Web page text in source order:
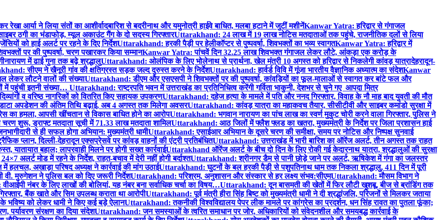
आर्या ने लिया संतों का आशीर्वादबारिश से बदरीनाथ और यमुनोत्री हाईवे बाधित, मलबा हटाने में जुटीं मशीनेंKanwar Yatra: हरिद्वार से गंगाजल
ठगी का भंडाफोड़, म्यूल अकाउंट गैंग के दो सदस्य गिरफ्तारUttarakhand: 24 लाख में 19 लाख नोटिस मतदाताओं तक पहुंचे, राजनीतिक दलों से लिया
को हाई अलर्ट पर रहने के दिए निर्देशUttarakhand: हरकी पैड़ी पर हेलीकॉप्टर से पुष्पवर्षा, शिवभक्तों का भव्य स्वागतKanwar Yatra: हरिद्वार में
पर की पुष्पवर्षा, चरण पखारकर किया सम्मानKanwar Yatra: पांचवें दिन 32.25 लाख शिवभक्त गंगाजल लेकर लौटे, आंकड़ा एक करोड़ के
में ढाई गुना तक बढ़े श्रद्धालुUttarakhand: ओलंपिक के लिए भोलेनाथ से प्रार्थना, खेल मंत्री 10 अगस्त को हरिद्वार से निकलेगी कांवड़ यात्रादेहरादून-
सीएम ने खैनूरी गांव की क्षतिग्रस्त सड़क जल्द दुरुस्त करने के निर्देशUttarakhand: हार्वर्ड विवि में गूंजा भारतीय वैज्ञानिक अध्यात्म का संदेशKanwar
लेकर लौटने वालों की संख्याUttarakhand: डीएम और एसएसपी ने शिवभक्तों पर की पुष्पवर्षा, कांवड़ियों का फूल-मालाओं से स्वागत कर बांटे फल और
में पहुंची इतनी संख्या… Uttarakhand: राष्ट्रपति भवन में उत्तराखंड का प्रतिनिधित्व करेंगी गर्विता भाकुनी, देशभर से चुने गए आपदा मित्र
व वरिष्ठ नागरिकों को वितरित किए सहायक उपकरणUttarakhand: दहेज हत्या के मामले में पति और ननद गिरफ्तार, विवाह के नौ माह बाद युवती की मौत
डाटा अपडेशन की अंतिम तिथि बढ़ाई, अब 4 अगस्त तक मिलेगा अवसरUttarakhand: कांवड़ यात्रा का महाकवच तैयार, सीसीटीवी और साइबर कमांडो सुरक्षा में
हमला, आपसी खींचतान से विकास बाधित होने का आरोपUttarakhand: भगवान नारायण का पांच लाख का स्वर्ण मुकुट चोरी करने वाला गिरफ्तार, पुलिस ने
शुरू, ड्राफ्ट मतदाता सूची में 71.33 लाख मतदाता शामिलUttarakhand: आठ जिलों में फ्लैश फ्लड का खतरा, मुख्यमंत्री के निर्देश पर जिला प्रशासन हाई
से ही सफल होगा अभियान: मुख्यमंत्री धामीUttarakhand: एसाईआर अभियान के दूसरे चरण की समीक्षा, समय पर नोटिस और निष्पक्ष सुनवाई
प्लान, दिल्ली-देहरादून एक्सप्रेसवे पर कांवड़ वाहनों की एंट्री प्रतिबंधितUttarakhand: उत्तराखंड में भारी बारिश का ऑरेंज अलर्ट, तीन अगस्त तक राहत
बहाल; लापरवाही मिलने पर होगी सख्त कार्रवाईUttarakhand ऑरेंज अलर्ट के बीच दो दिन के लिए रोकी गई केदारनाथ यात्रा, श्रद्धालुओं की सुरक्षा
अलर्ट मोड में रहने के निर्देश, राहत-बचाव में देरी नहीं होगी बर्दाश्तUttarakhand: श्रीनगर डैम से पानी छोड़े जाने पर अलर्ट, ऋषिकेश में गंगा का जलस्तर
अखाड़ा परिषद अध्यक्ष ने कार्रवाई की मांग उठाईUttarakhand: घुटनों के बल हरकी पैड़ी से पशुपतिनाथ धाम तक निकला श्रद्धालु, 411 दिन में पूरी
वी. मुरुगेशन ने पुलिस बल को दिए जरूरी निर्देशUttarakhand: परिश्रम, अनुशासन और संस्कार से हर लक्ष्य संभव:सीएमUttarakhand: मौसम विभाग ने
नंबर के लिए लाखों की बोलियां, यह नंबर बना सर्वाधिक चर्चा का विषय…Uttarakhand: दून बासमती की खेतों में फिर लौटी खुशबू, बीज से ब्रांडिंग तक
बैंक खाते और सिम उपलब्ध कराता था आरोपीUttarakhand: पूर्व मंत्री हीरा सिंह बिष्ट को मुख्यमंत्री धामी ने दी श्रद्धांजलि, परिजनों से मिलकर जताया
भविष्य को लेकर धामी ने किए कई बड़े ऐलानUttarakhand: तकनीकी विश्वविद्यालय पेपर लीक मामले पर कांग्रेस का प्रदर्शन, धन सिंह रावत का पुतला फूंका;
पर्यावरण संरक्षण का दिया संदेशUttarakhand: जन समस्याओं के त्वरित समाधान पर जोर, अधिकारियों को संवेदनशील और समयबद्ध कार्रवाई के